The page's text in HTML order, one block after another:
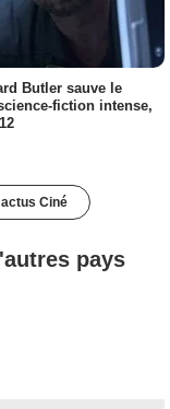
Butler sauve le
fiction intense,
Ciné
pays